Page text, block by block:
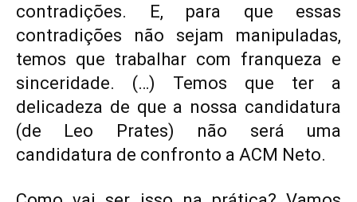
contradições. E, para que essas
contradições não sejam manipuladas,
temos que trabalhar com franqueza e
sinceridade. (…) Temos que ter a
delicadeza de que a nossa candidatura
(de Leo Prates) não será uma
candidatura de confronto a ACM Neto.